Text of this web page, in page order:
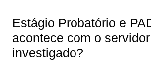
Estágio Probatório e
acontece com o servidor
investigado?